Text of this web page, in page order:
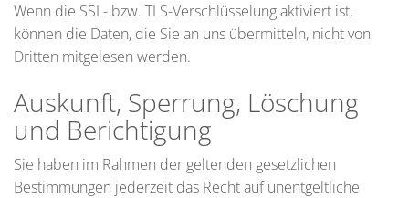
Wenn die SSL- bzw. TLS-Verschlüsselung aktiviert ist,
können die Daten, die Sie an uns übermitteln, nicht von
Dritten mitgelesen werden.
Auskunft, Sperrung, Löschung
und Berichtigung
Sie haben im Rahmen der geltenden gesetzlichen
Bestimmungen jederzeit das Recht auf unentgeltliche